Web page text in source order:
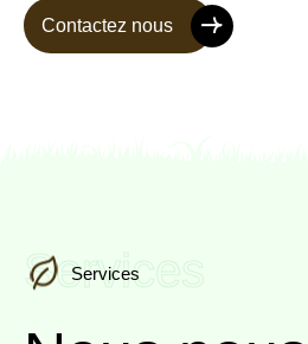
Contactez nous
Services
Services